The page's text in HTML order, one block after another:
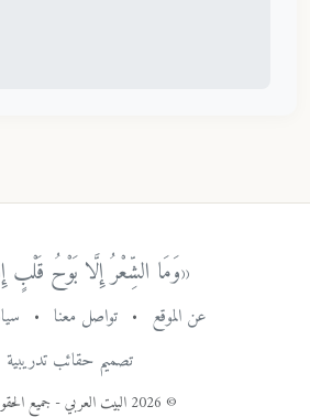
«وَمَا الشِّعْرُ إِلَّا بَوْحُ
عن الموقع • تواصل معنا •
تصميم حقائب تدريبية
© 2026 البيت العربي - جميع الحقوق محفوظة